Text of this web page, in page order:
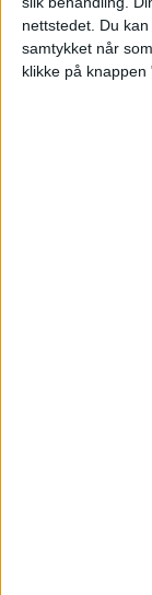
nettstedet. Du
samtykket når
klikke på knappen